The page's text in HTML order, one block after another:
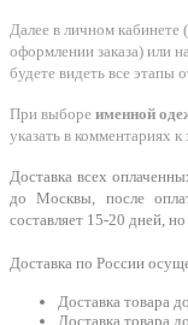
Далее в личном кабинете
оформлении заказа) или
будете видеть все этапы
При выборе именной
указать в комментариях к
Доставка всех
до Москвы, после
составляет 15-20 дней,
Доставка по России
Доставка товара
Доставка товара